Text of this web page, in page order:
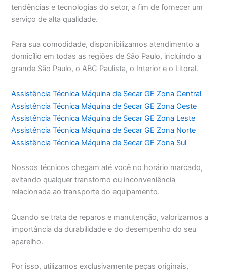
tendências e tecnologias do setor, a fim de fornecer um
serviço de alta qualidade.
Para sua comodidade, disponibilizamos atendimento a
domicílio em todas as regiões de São Paulo, incluindo a
grande São Paulo, o ABC Paulista, o Interior e o Litoral.
Assistência Técnica Máquina de Secar GE Zona Central
Assistência Técnica Máquina de Secar GE Zona Oeste
Assistência Técnica Máquina de Secar GE Zona Leste
Assistência Técnica Máquina de Secar GE Zona Norte
Assistência Técnica Máquina de Secar GE Zona Sul
Nossos técnicos chegam até você no horário marcado,
evitando qualquer transtorno ou inconveniência
relacionada ao transporte do equipamento.
Quando se trata de reparos e manutenção, valorizamos a
importância da durabilidade e do desempenho do seu
aparelho.
Por isso, utilizamos exclusivamente peças originais,